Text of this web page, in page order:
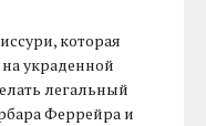
которая
украденной
легальный
Феррейра и